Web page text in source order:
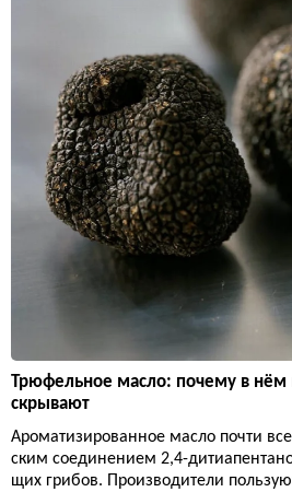
Трюфельное масло: почему в нём
скрывают
Ароматизированное масло почти
ским соединением 2,4-
щих грибов. Производители